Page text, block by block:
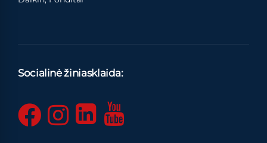
Socialinė žiniasklaida: